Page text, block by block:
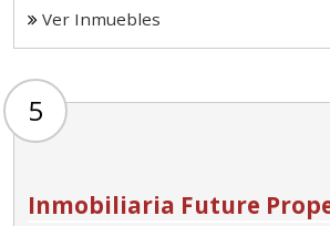
Ver Inmuebles
5
Inmobiliaria Future